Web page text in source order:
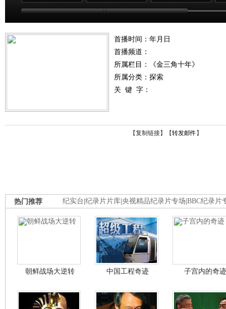
首播时间：年月日
首播频道：
所属栏目：
《金三角十年》
所属分类：探索
关 键 字：
【复制链接】【转发邮件 】
纪实台 纪录片片库 央视精品纪录片专场 BBC纪录片
热门推荐
朝鲜战场大逆转 中国工程奇迹 子宫内的奇迹